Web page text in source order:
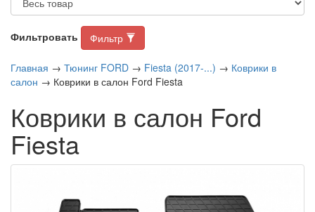
Фильтровать Фильтр
Главная → Тюнинг FORD → Fiesta (2017-...) → Коврики в
салон → Коврики в салон Ford Fiesta
Коврики в салон Ford
Fiesta